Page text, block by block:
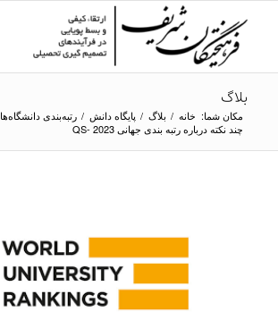
بلاگ
مکان شما: خانه / بلاگ / پایگاه دانش / رتبه‌بندی دانشگاه‌ها
چند نکته درباره رتبه بندی جهانی QS- 2023